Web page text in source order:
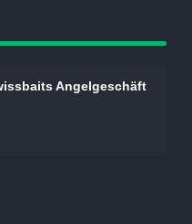
Angelgeschäft